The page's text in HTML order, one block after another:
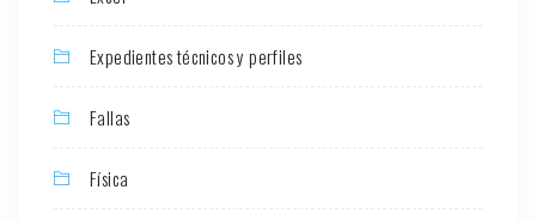
Expedientes técnicos y perfiles
Fallas
Física